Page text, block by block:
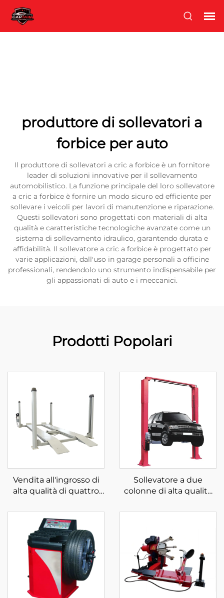
produttore di sollevatori a
forbice per auto
Il produttore di sollevatori a cric a forbice è un fornitore
leader di soluzioni innovative per il sollevamento
automobilistico. La funzione principale del loro sollevatore
a cric a forbice è fornire un modo sicuro ed efficiente per
sollevare i veicoli per lavori di manutenzione e riparazione.
Questi sollevatori sono progettati con materiali di alta
qualità e caratteristiche tecnologiche avanzate come un
sistema di sollevamento idraulico, garantendo durata e
affidabilità. Il sollevatore a cric a forbice è progettato per
varie applicazioni, dall'uso in garage personali a officine
professionali, rendendolo uno strumento indispensabile per
gli appassionati di auto e i meccanici.
Prodotti Popolari
Vendita all'ingrosso di
alta qualità di quattro
parcheggio in vendita
Sollevatore a due
colonne di alta qualità
pavimento trasparente